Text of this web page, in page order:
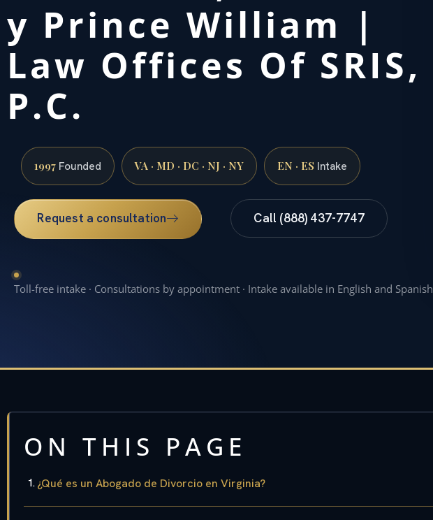
y Prince William |
Law Offices Of SRIS,
P.C.
1997 Founded VA · MD · DC · NJ · NY EN · ES Intake
Request a consultation Call (888) 437-7747
Toll-free intake · Consultations by appointment · Intake available in English and Spanish
ON THIS PAGE
¿Qué es un Abogado de Divorcio en Virginia?